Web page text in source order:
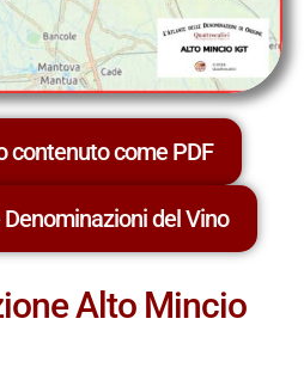
contenuto come PDF
del Vino
Alto Mincio